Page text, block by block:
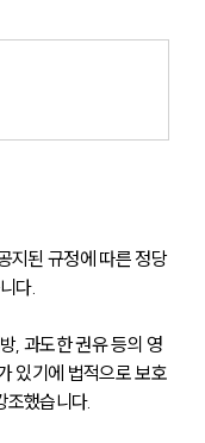
사
지된 규정에 따른 정당
다.
, 과도한 권유 등의 영
있기에 법적으로 보호
조했습니다.